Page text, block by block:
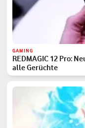
GAMING
REDMAGIC 12 Pro:
alle Gerüchte